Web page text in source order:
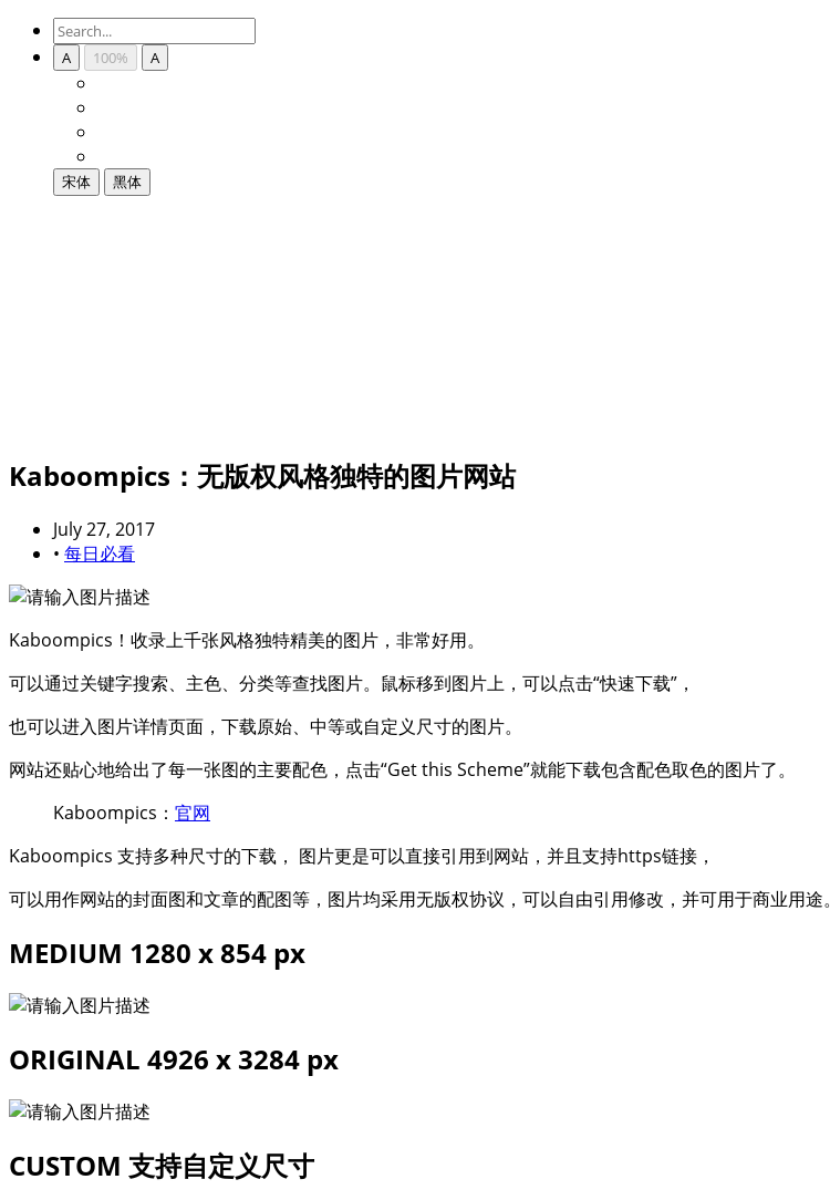
A 100% A
宋体 黑体
Kaboompics：无版权风格独特的图片网站
July 27, 2017
• 每日必看
Kaboompics！收录上千张风格独特精美的图片，非常好用。
可以通过关键字搜索、主色、分类等查找图片。鼠标移到图片上，可以点击“快速下载”，
也可以进入图片详情页面，下载原始、中等或自定义尺寸的图片。
网站还贴心地给出了每一张图的主要配色，点击“Get this Scheme”就能下载包含配色取色的图片了。
Kaboompics： 官网
Kaboompics 支持多种尺寸的下载， 图片更是可以直接引用到网站，并且支持https链接，
可以用作网站的封面图和文章的配图等，图片均采用无版权协议，可以自由引用修改，并可用于商业用途。
MEDIUM 1280 x 854 px
ORIGINAL 4926 x 3284 px
CUSTOM 支持自定义尺寸